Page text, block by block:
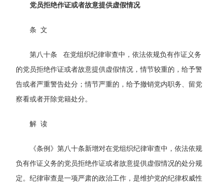
党员拒绝作证或者故意提供虚假情况
条 文
第八十条 在党组织纪律审查中，依法依规负有作证义务
的党员拒绝作证或者故意提供虚假情况，情节较重的，给予警
告或者严重警告处分；情节严重的，给予撤销党内职务、留党
察看或者开除党籍处分。
解 读
《条例》第八十条新增对在党组织纪律审查中，依法依规
负有作证义务的党员拒绝作证或者故意提供虚假情况的处分规
定。纪律审查是一项严肃的政治工作，是维护党的纪律权威性